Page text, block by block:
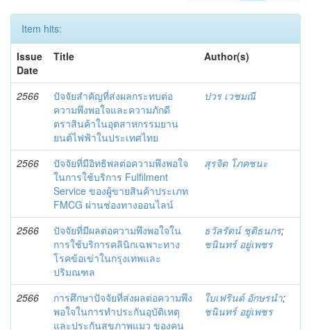
Item hits:
Issue
Date
Title Author(s)
2566
ปัจจัยสำคัญที่ส่งผลกระทบต่อ
ความพึงพอใจและความภักดี
ตราสินค้าในอุตสาหกรรมยาน
ยนต์ไฟฟ้าในประเทศไทย
ปวร เวชมณี
2566
ปัจจัยที่มีอิทธิพลต่อความพึงพอใจ
ในการใช้บริการ Fulfilment
Service ของผู้ขายสินค้าประเภท
FMCG ผ่านช่องทางออนไลน์
สุรจิต โภคชนะ
2566
ปัจจัยที่มีผลต่อความพึงพอใจใน
การใช้บริการคลินิกเฉพาะทาง
โรคข้อเข่าในกรุงเทพและ
ปริมณฑล
ธวัลรัตน์ ชุติธนกร;
ชนินทร์ อยู่เพชร
2566
การศึกษาปัจจัยที่ส่งผลต่อความพึง
พอใจในการทำประกันอุบัติเหตุ
และประกันสุขภาพแมว ของคน
ใบเฟรินด์ อักษรนำ;
ชนินทร์ อยู่เพชร